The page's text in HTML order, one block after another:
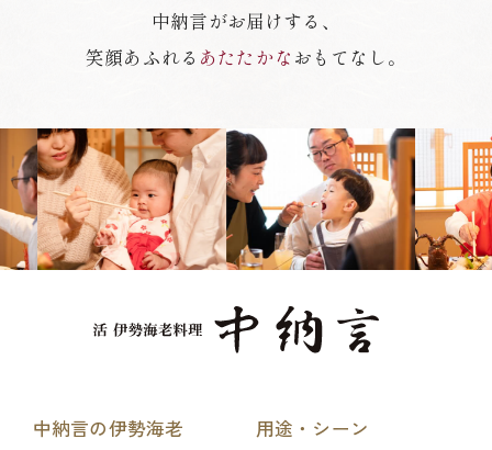
中納言がお届けする、
笑顔あふれる あたたかな おもてなし。
中納言の伊勢海老 用途・シーン